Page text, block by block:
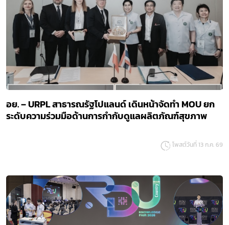
อย. – URPL สาธารณรัฐโปแลนด์ เดินหน้าจัดทำ MOU ยก
ระดับความร่วมมือด้านการกำกับดูแลผลิตภัณฑ์สุขภาพ
โพสต์วันที่ 13 ก.ค. 69